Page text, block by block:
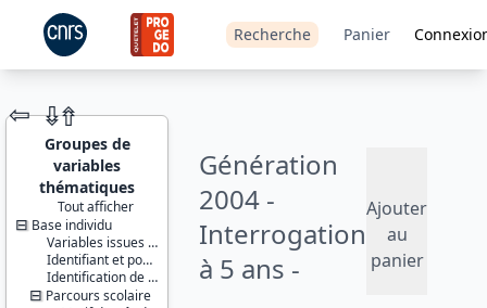
Recherche Panier
JEU DE
DONNÉES
Génération
2004 -
Interrogation
à 5 ans -
Ajouter
au
panier
⇦ ⇮⇮
Groupes de
variables
thématiques
Tout afficher
Base individu
Variables issues de la base de sondage
Identifiant et pondération
Identification de l’enquêté et délimitation du champ
Parcours scolaire